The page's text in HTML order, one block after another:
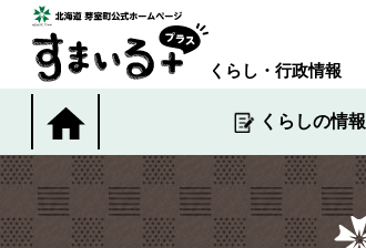
くらし・行政情報
くらしの情報